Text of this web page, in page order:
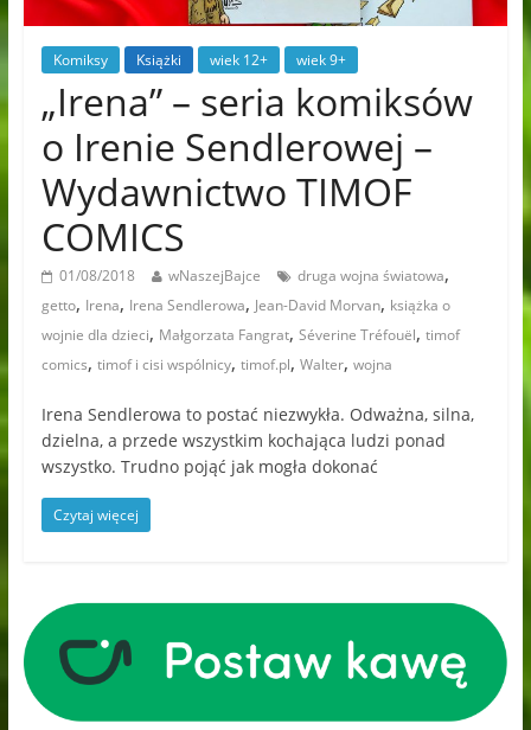
Komiksy Książki wiek 12+ wiek 9+
„Irena” – seria komiksów
o Irenie Sendlerowej –
Wydawnictwo TIMOF
COMICS
01/08/2018 wNaszejBajce druga wojna światowa,
getto, Irena, Irena Sendlerowa, Jean-David Morvan, książka o
wojnie dla dzieci, Małgorzata Fangrat, Séverine Tréfouël, timof
comics, timof i cisi wspólnicy, timof.pl, Walter, wojna
Irena Sendlerowa to postać niezwykła. Odważna, silna,
dzielna, a przede wszystkim kochająca ludzi ponad
wszystko. Trudno pojąć jak mogła dokonać
Czytaj więcej